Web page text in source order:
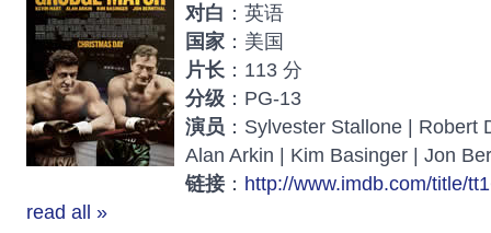
对白 ：英语
国家 ：美国
片长 ：113 分
分级 ：PG-13
演员 ：Sylvester Stallone | Robert
Alan Arkin | Kim Basinger | Jon
链接 ： http://www.imdb.com/title/
read all »